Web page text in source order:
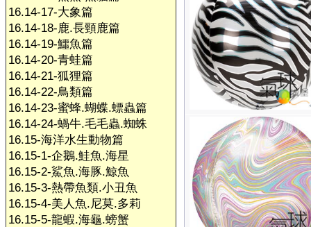
16.14-17-大象篇
16.14-18-鹿.長頸鹿篇
16.14-19-鱷魚篇
16.14-20-青蛙篇
16.14-21-狐狸篇
16.14-22-鳥類篇
16.14-23-蜜蜂.蝴蝶.螵蟲篇
16.14-24-蝸牛.毛毛蟲.蜘蛛
16.15-海洋水生動物篇
16.15-1-企鵝.鮭魚.海星
16.15-2-鯊魚.海豚.鯨魚
16.15-3-熱帶魚類.小丑魚
16.15-4-美人魚.尼莫.多莉
16.15-5-龍蝦.海龜.螃蟹